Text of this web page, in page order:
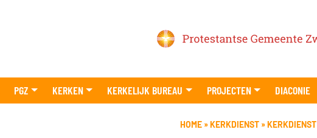
PGZ KERKEN KERKELIJK BUREAU PROJECTEN DIACONIE
HOME »KERKDIENST »KERKDIENST